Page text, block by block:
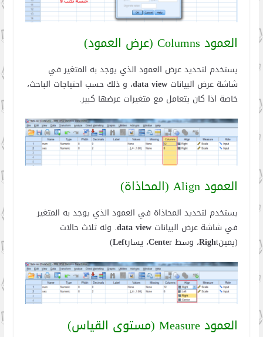
العمود Columns (عرض العمود)
يستخدم لتحديد عرض العمود الذي يوجد به المتغير في
شاشة عرض البيانات data view، و ذلك حسب احتياجات الباحث،
خاصة اذا كان يتعامل مع متغيرات عرضها كبير.
العمود Align (المحاذاة)
يستخدم لتحديد المحاذاة في العمود الذي يوجد به المتغير
في شاشة عرض البيانات data view. وله ثلاث حالات
(يمينRight، وسط Center، يسار Left
)
العمود Measure (مستوى القياس)